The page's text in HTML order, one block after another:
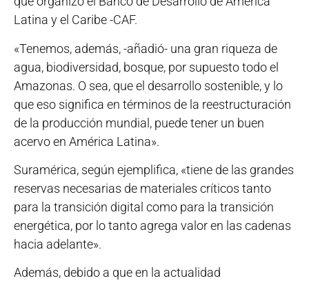
Latina y el Caribe -CAF.
«Tenemos, además, -añadió- una gran riqueza de
agua, biodiversidad, bosque, por supuesto todo el
Amazonas. O sea, que el desarrollo sostenible, y lo
que eso significa en términos de la reestructuración
de la producción mundial, puede tener un buen
acervo en América Latina».
Suramérica, según ejemplifica, «tiene de las grandes
reservas necesarias de materiales críticos tanto
para la transición digital como para la transición
energética, por lo tanto agrega valor en las cadenas
hacia adelante».
Además, debido a que en la actualidad